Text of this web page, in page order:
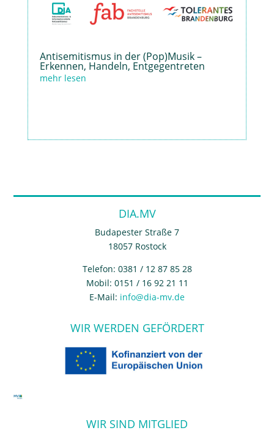
Antisemitismus in der (Pop)Musik –
Erkennen, Handeln, Entgegentreten
mehr lesen
DIA.MV
Budapester Straße 7
18057 Rostock
Telefon: 0381 / 12 87 85 28
Mobil: 0151 / 16 92 21 11
E-Mail: info@dia-mv.de
WIR WERDEN GEFÖRDERT
WIR SIND MITGLIED